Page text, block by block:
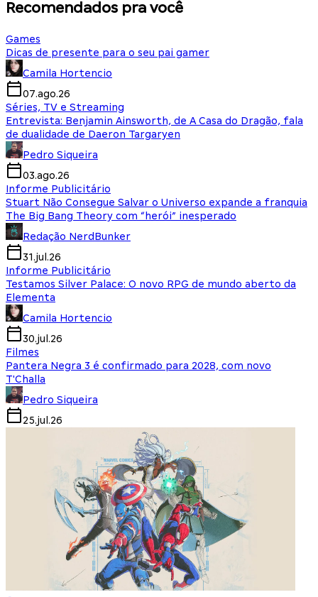
Recomendados pra você
Games
Dicas de presente para o seu pai gamer
Camila Hortencio
07.ago.26
Séries, TV e Streaming
Entrevista: Benjamin Ainsworth, de A Casa do Dragão, fala
de dualidade de Daeron Targaryen
Pedro Siqueira
03.ago.26
Informe Publicitário
Stuart Não Consegue Salvar o Universo expande a franquia
The Big Bang Theory com “herói” inesperado
Redação NerdBunker
31.jul.26
Informe Publicitário
Testamos Silver Palace: O novo RPG de mundo aberto da
Elementa
Camila Hortencio
30.jul.26
Filmes
Pantera Negra 3 é confirmado para 2028, com novo
T'Challa
Pedro Siqueira
25.jul.26